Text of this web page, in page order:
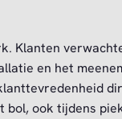
Klanten
en het
bol, ook tijdens